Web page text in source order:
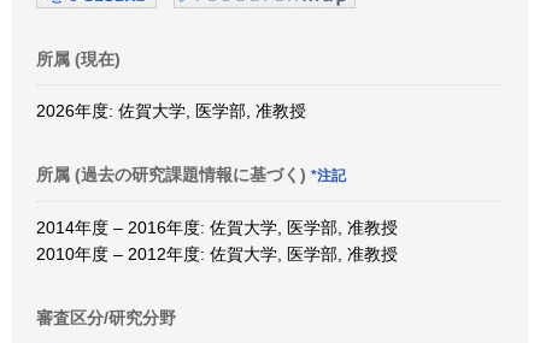
所属 (現在)
2026年度: 佐賀大学, 医学部, 准教授
所属 (過去の研究課題情報に基づく) *注記
2014年度 – 2016年度: 佐賀大学, 医学部, 准教授
2010年度 – 2012年度: 佐賀大学, 医学部, 准教授
審査区分/研究分野